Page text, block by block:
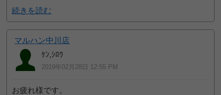
続きを読む
マルハン中川店
ｹﾝ,ｼﾛｳ
2019年02月28日 12:55 PM
お疲れ様です。